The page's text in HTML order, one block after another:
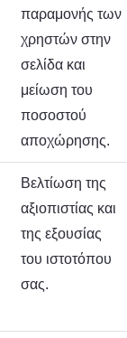
παραμονής των
χρηστών στην
σελίδα και
μείωση του
ποσοστού
αποχώρησης.
Βελτίωση της
αξιοπιστίας και
της εξουσίας
του ιστοτόπου
σας.